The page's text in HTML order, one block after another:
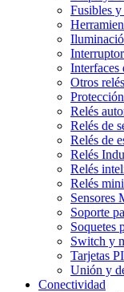
Fusibles
Interfaces
Otros relés
Relés
Relés de
Relés de
Relés
Relés
Relés
Sensores
Soporte
Soquetes
Switch y
Tarjetas PI
Unión y
Conectividad